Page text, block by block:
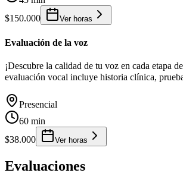
$150.000
Ver horas
Evaluación de la voz
¡Descubre la calidad de tu voz en cada etapa
evaluación vocal incluye historia clínica,
Presencial
60 min
$38.000
Ver horas
Evaluaciones